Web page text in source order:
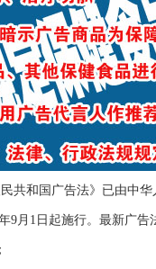
和国广告法》已由中
9月1日起施行。最新广